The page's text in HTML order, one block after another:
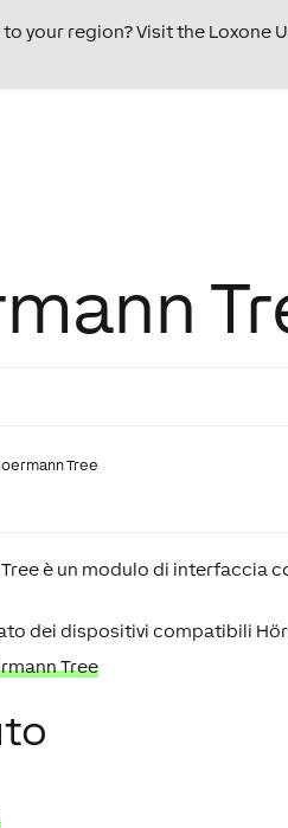
your region? Visit the Loxone
Tree
Tree è un modulo di
dei dispositivi compatibili
Tree